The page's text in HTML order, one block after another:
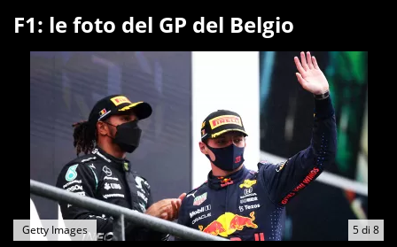
F1: le foto del GP del Belgio
5di 8
Getty Images